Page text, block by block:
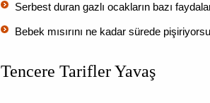
Serbest duran gazlı ocakların bazı
Bebek mısırını ne kadar sürede
Tencere Tarifler Yavaş